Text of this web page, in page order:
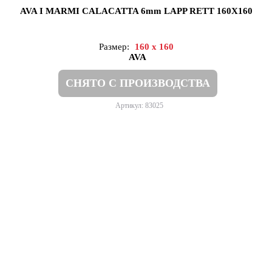
AVA I MARMI CALACATTA 6mm LAPP RETT 160X160
Размер:
160 x 160
AVA
СНЯТО С ПРОИЗВОДСТВА
Артикул: 83025